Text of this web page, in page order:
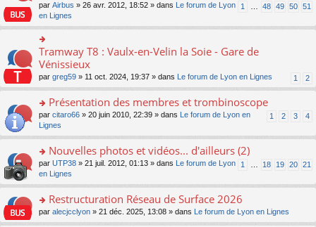
ult
le
m
s
s
e
n
o
n
lu
pl
s
ré
c
e
1 48 49 50 51
par Airbus » 26 avr. 2012, 18:52 » dans
Le forum de Lyon
en Lignes
o
n
ult
er
le
m
e
s
a
g
e
n
o
n
Tramway T8 : Vaulx-en-Velin la Soie - Gare de
Vénissieux
1 2
par greg59 » 11 oct. 2024, 19:37 » dans Le forum de Lyon en Lignes
o
s
er
le
m
e
s
s
Présentation des membres et trombinoscope
1 2 3 4
par citaro66 » 20 juin 2010, 22:39 » dans
Le forum de Lyon en
Lignes
o
n
s
er
le
Nouvelles photos et vidéos... d'ailleurs (2)
1 18 19 20 21
par UTP38 » 21 juil. 2012, 01:13 » dans
Le forum de Lyon
en Lignes
o
n
Restructuration Réseau de Surface 2026
par alecjcclyon » 21 déc. 2025, 13:08 » dans Le forum de Lyon en Lignes